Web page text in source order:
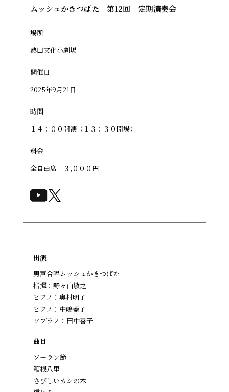
ムッシュかきつばた 第12回 定期演奏会
場所
熱田文化小劇場
開催日
2025年9月21日
時間
１４：００開演（１３：３０開場）
料金
全自由席 ３,０００円
出演
男声合唱ムッシュかきつばた
指揮：野々山敬之
ピアノ：奥村明子
ピアノ：中嶋藍子
ソプラノ：田中喜子
曲目
ソーラン節
箱根八里
さびしいカシの木